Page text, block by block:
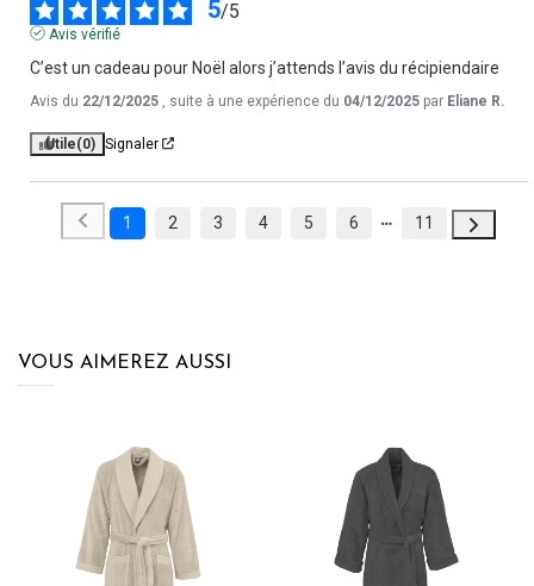
5/5
Avis vérifié
C’est un cadeau pour Noël alors j’attends l’avis du récipiendaire
Avis du 22/12/2025 , suite à une expérience du 04/12/2025 par Eliane R.
Utile(0) Signaler
1 2 3 4 5 6 11
VOUS AIMEREZ AUSSI